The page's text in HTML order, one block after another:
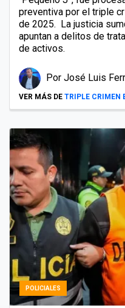
preventiva por el triple
de 2025. La justicia
apuntan a delitos de
de activos.
Por José Luis
VER MÁS DE TRIPLE CRIMEN
POLICIALES